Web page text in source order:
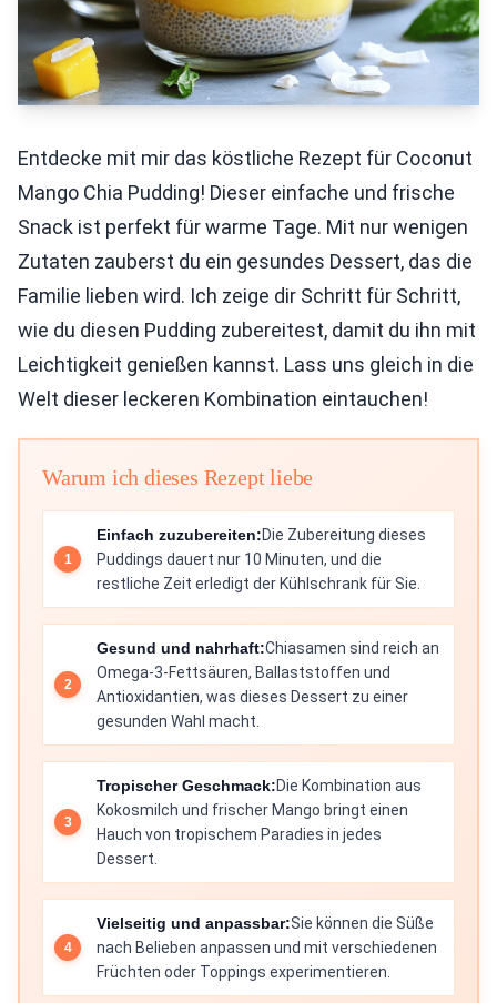
Entdecke mit mir das köstliche Rezept für Coconut
Mango Chia Pudding! Dieser einfache und frische
Snack ist perfekt für warme Tage. Mit nur wenigen
Zutaten zauberst du ein gesundes Dessert, das die
Familie lieben wird. Ich zeige dir Schritt für Schritt,
wie du diesen Pudding zubereitest, damit du ihn mit
Leichtigkeit genießen kannst. Lass uns gleich in die
Welt dieser leckeren Kombination eintauchen!
Warum ich dieses Rezept liebe
Einfach zuzubereiten:Die Zubereitung dieses
Puddings dauert nur 10 Minuten, und die
restliche Zeit erledigt der Kühlschrank für Sie.
Gesund und nahrhaft:Chiasamen sind reich an
Omega-3-Fettsäuren, Ballaststoffen und
Antioxidantien, was dieses Dessert zu einer
gesunden Wahl macht.
Tropischer Geschmack:Die Kombination aus
Kokosmilch und frischer Mango bringt einen
Hauch von tropischem Paradies in jedes
Dessert.
Vielseitig und anpassbar:Sie können die Süße
nach Belieben anpassen und mit verschiedenen
Früchten oder Toppings experimentieren.